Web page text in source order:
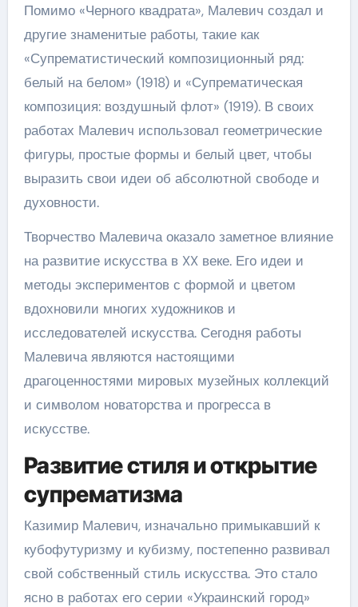
Помимо «Черного квадрата», Малевич создал и
другие знаменитые работы, такие как
«Супрематистический композиционный ряд:
белый на белом» (1918) и «Супрематическая
композиция: воздушный флот» (1919). В своих
работах Малевич использовал геометрические
фигуры, простые формы и белый цвет, чтобы
выразить свои идеи об абсолютной свободе и
духовности.
Творчество Малевича оказало заметное влияние
на развитие искусства в XX веке. Его идеи и
методы экспериментов с формой и цветом
вдохновили многих художников и
исследователей искусства. Сегодня работы
Малевича являются настоящими
драгоценностями мировых музейных коллекций
и символом новаторства и прогресса в
искусстве.
Развитие стиля и открытие
супрематизма
Казимир Малевич, изначально примыкавший к
кубофутуризму и кубизму, постепенно развивал
свой собственный стиль искусства. Это стало
ясно в работах его серии «Украинский город»